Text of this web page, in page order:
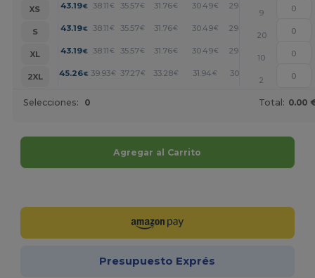
XS 43.19€ 38.11€ 35.57€ 31.76€ 30.49€ 29.22
9
S
43.19€ 38.11€ 35.57€ 31.76€ 30.49€ 29.22 +
20
XL
43.19€ 38.11€ 35.57€ 31.76€ 30.49€ 29.22
10
2XL
45.26€ 39.93€ 37.27€ 33.28€ 31.94 € 30.61
2
Selecciones: 0 Total: 0.00
Agregar al Carrito
Presupuesto Exprés